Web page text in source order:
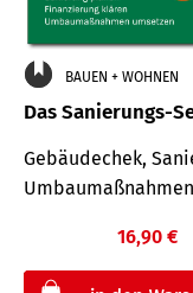
BAUEN + WOHNEN
Das Sanierungs-
Gebäudechek,
16,90 €